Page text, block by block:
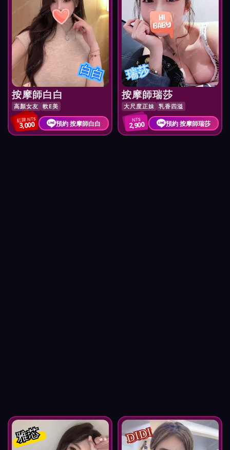
白白
按摩師白白
高顏女友 軟E美
紅牌 NT$
3,000 預約 按摩師白白
瑞莎
按摩師瑞莎
大尺度正妹 乳香四溢
NT$
2,900 預約 按摩師瑞莎
雅芯 DIDI